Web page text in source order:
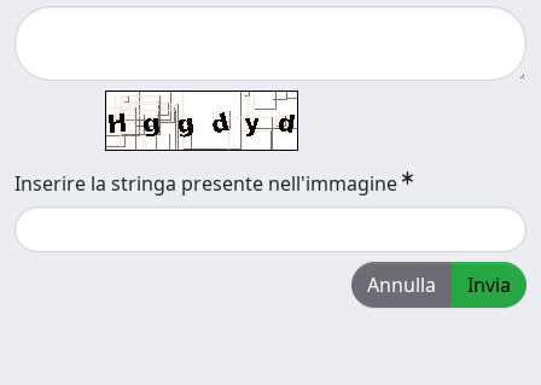
Inserire la stringa presente nell'immagine
Annulla Invia